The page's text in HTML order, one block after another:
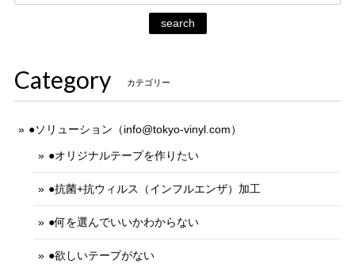
search
Category カテゴリー
●ソリューション（info@tokyo-vinyl.com）
●オリジナルテープを作りたい
●抗菌+抗ウィルス（インフルエンザ）加工
●何を選んでいいかわからない
●欲しいテープがない